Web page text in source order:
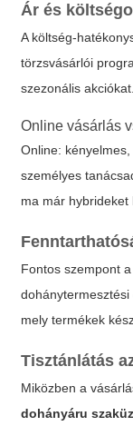
Ár és
A költség-
törzsvásárlói
szezonális
Online vásárlás
Online:
személyes
ma már
Fontos szempont
mely termékek
Tisztánlátás
Miközben a
dohányáru